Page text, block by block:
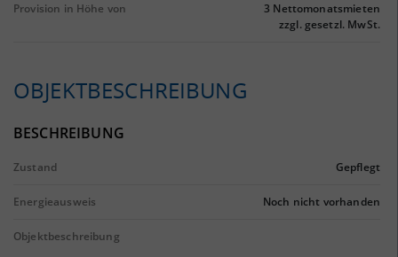
Provision in Höhe von
3 Nettomonatsmieten
zzgl. gesetzl. MwSt.
OBJEKTBESCHREIBUNG
BESCHREIBUNG
Zustand Gepflegt
Energieausweis Noch nicht vorhanden
Objektbeschreibung